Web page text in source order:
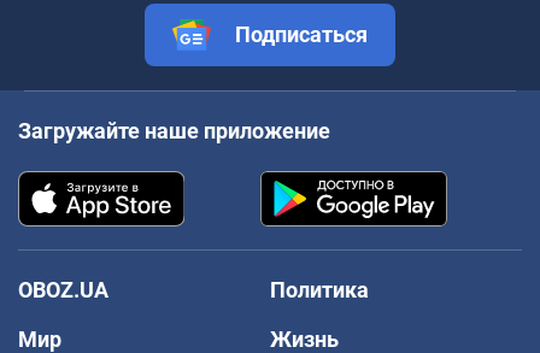
Подписаться
Загружайте наше приложение
OBOZ.UA
Политика
Мир
Жизнь